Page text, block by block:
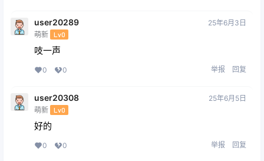
user20289
萌新 Lv0
25年6月3日
吱一声
0 0 举报 回复
user20308
萌新 Lv0
25年6月5日
好的
0 0 举报 回复